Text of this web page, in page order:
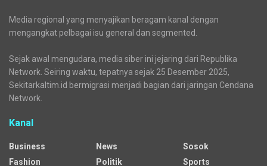
Aliansi Penjaga Situs Cipujangga: Bentuk Tim Kajian
Terpadu
Tradisi Mandi Jiwa di Mata Air Cipujangga Harus
Dipertahankan
BPS Kaltim: Jumlah Penumpang Pesawat Anjlok